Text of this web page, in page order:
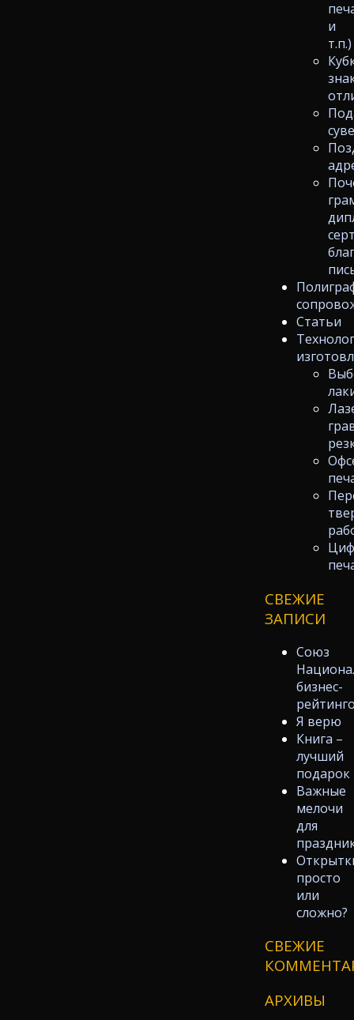
и
т.п.)
Статьи
СВЕЖИЕ
ЗАПИСИ
Союз
бизнес-
Я верю
Книга –
лучший
подарок
Важные
мелочи
для
просто
или
сложно?
СВЕЖИЕ
АРХИВЫ